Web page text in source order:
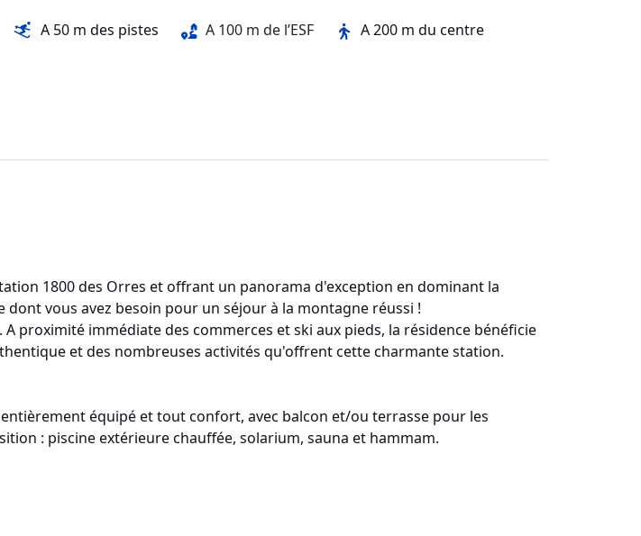
A 50 m des pistes A 100 m de l’ESF
A 200 m du centre
1800 des Orres et offrant un panorama d'exception en dominant la
dont vous avez besoin pour un séjour à la montagne réussi !
proximité immédiate des commerces et ski aux pieds, la résidence bénéficie
et des nombreuses activités qu'offrent cette charmante station.
équipé et tout confort, avec balcon et/ou terrasse pour les
: piscine extérieure chauffée, solarium, sauna et hammam.